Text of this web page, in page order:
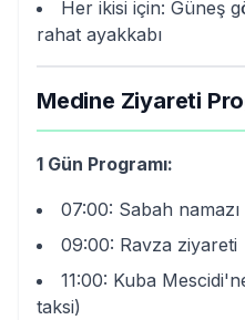
Her ikisi için: Güneş
rahat ayakkabı
Medine Ziyareti
1 Gün Programı:
07:00: Sabah
09:00: Ravza ziyareti
11:00: Kuba
taksi)